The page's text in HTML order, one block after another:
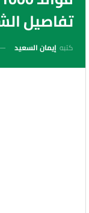
تفاصيل
كتبه إيمان السعيد